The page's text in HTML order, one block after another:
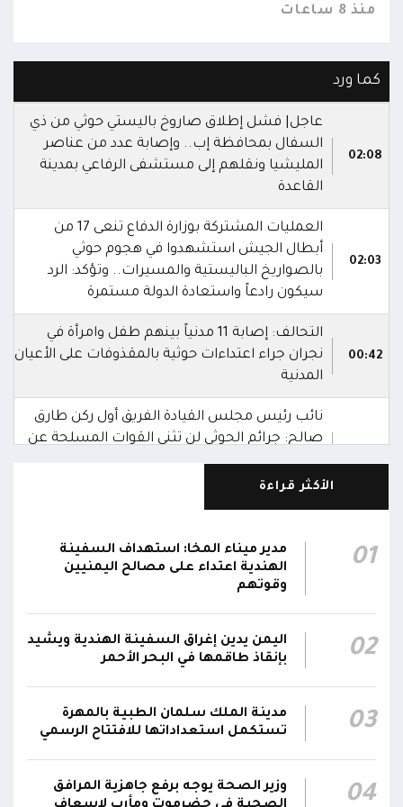
منذ 8 ساعات
كما ورد
02:08
عاجل| فشل إطلاق صاروخ باليستي حوثي من ذي
السفال بمحافظة إب.. وإصابة عدد من عناصر
المليشيا ونقلهم إلى مستشفى الرفاعي بمدينة
القاعدة
02:03
العمليات المشتركة بوزارة الدفاع تنعى 17 من
أبطال الجيش استشهدوا في هجوم حوثي
بالصواريخ الباليستية والمسيرات.. وتؤكد: الرد
سيكون رادعاً واستعادة الدولة مستمرة
00:42
التحالف: إصابة 11 مدنياً بينهم طفل وامرأة في
نجران جراء اعتداءات حوثية بالمقذوفات على الأعيان
المدنية
نائب رئيس مجلس القيادة الفريق أول ركن طارق
صالح: جرائم الحوثي لن تثني القوات المسلحة عن
أداء واجبها الوطني واستعادة الدولة وعاصمتها
صنعاء
00:28
صالح يشيد بالروح القتالية العالية لكافة منتسبي
الفرقتين الأولى والثالثة وحسن التعامل مع الموقف
وثبات المقاتلين في مواقعهم
00:26
الفريق أول ركن طارق صالح يعزي في اتصالين
هاتفيين قائدي الفرقتين الأولى والثالثة طوارئ في
استشهاد عدد من الأبطال بالهجوم الحوثي الغادر
اللجنة الأمنية بحضرموت تدين هجوم مليشيا
الحوثي على القوات المسلحة وتؤكد استمرار
والاستقرار
الأكثر قراءة
01
مدير ميناء المخا: استهداف السفينة
الهندية اعتداء على مصالح اليمنيين
وقوتهم
02
اليمن يدين إغراق السفينة الهندية ويشيد
بإنقاذ طاقمها في البحر الأحمر
03
مدينة الملك سلمان الطبية بالمهرة
تستكمل استعداداتها للافتتاح الرسمي
04
وزير الصحة يوجه برفع جاهزية المرافق